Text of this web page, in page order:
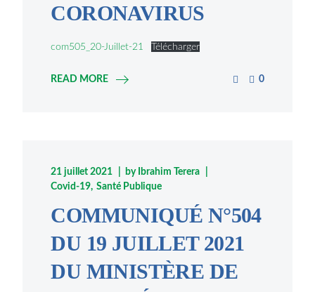
CORONAVIRUS
com505_20-Juillet-21 Télécharger
READ MORE 0
21 juillet 2021 by Ibrahim Terera
Covid-19 Santé Publique
COMMUNIQUÉ N°504
DU 19 JUILLET 2021
DU MINISTÈRE DE